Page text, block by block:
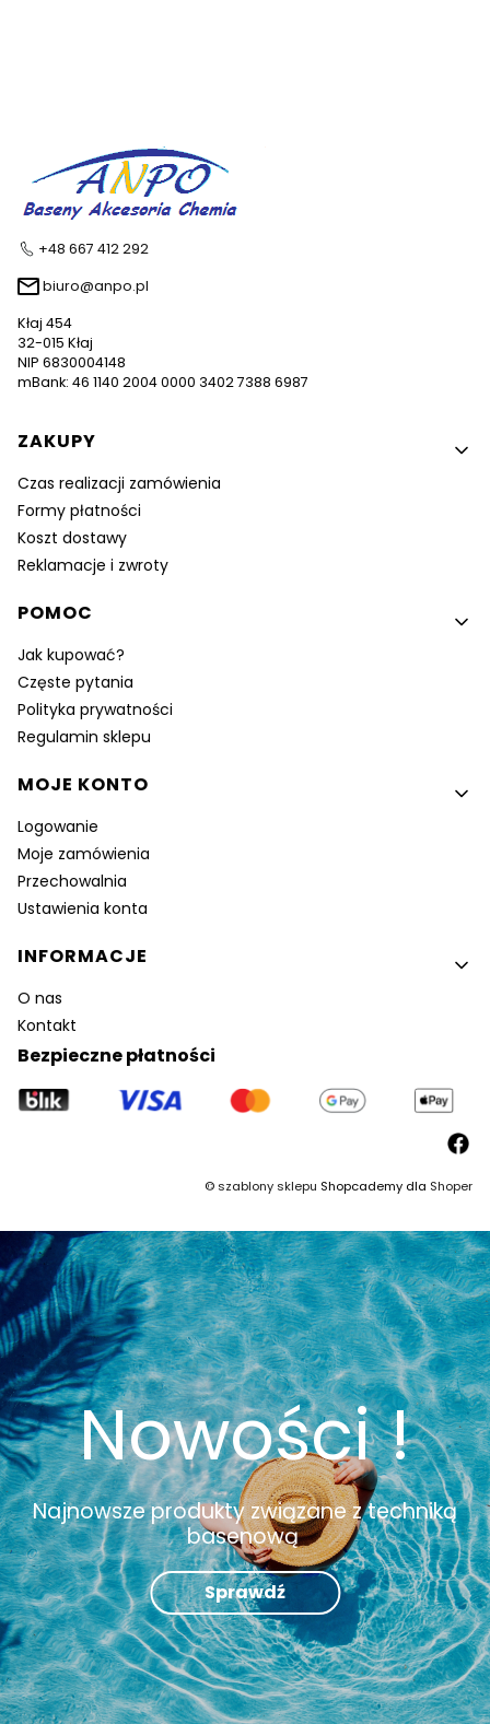
+48 667 412 292
biuro@anpo.pl
Kłaj 454
32-015 Kłaj
NIP 6830004148
mBank: 46 1140 2004 0000 3402 7388 6987
Linki w stopce
ZAKUPY
Czas realizacji zamówienia
Formy płatności
Koszt dostawy
Reklamacje i zwroty
POMOC
Jak kupować?
Częste pytania
Polityka prywatności
Regulamin sklepu
MOJE KONTO
Logowanie
Moje zamówienia
Przechowalnia
Ustawienia konta
INFORMACJE
O nas
Kontakt
Bezpieczne płatności
©szablony sklepu Shopcademy dla Shoper
Nowości !
Najnowsze produkty związane z techniką
basenową
Sprawdź